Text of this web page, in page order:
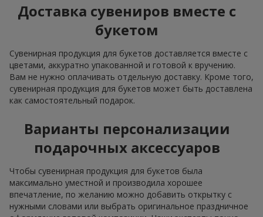
Доставка сувениров вместе с
букетом
Сувенирная продукция для букетов доставляется вместе с
цветами, аккуратно упакованной и готовой к вручению.
Вам не нужно оплачивать отдельную доставку. Кроме того,
сувенирная продукция для букетов может быть доставлена
как самостоятельный подарок.
Варианты персонализации
подарочных аксессуаров
Чтобы сувенирная продукция для букетов была
максимально уместной и производила хорошее
впечатление, по желанию можно добавить открытку с
нужными словами или выбрать оригинальное праздничное